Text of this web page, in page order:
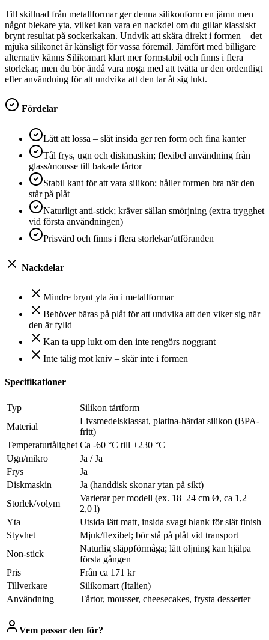
Till skillnad från metallformar ger denna silikonform en jämn men
något blekare yta, vilket kan vara en nackdel om du gillar klassiskt
brynt resultat på sockerkakan. Undvik att skära direkt i formen – det
mjuka silikonet är känsligt för vassa föremål. Jämfört med billigare
alternativ känns Silikomart klart mer formstabil och finns i flera
storlekar, men du bör ändå vara noga med att tvätta ur den ordentligt
efter användning för att undvika att den tar åt sig lukt.
Fördelar
Lätt att lossa – slät insida ger ren form och fina kanter
Tål frys, ugn och diskmaskin; flexibel användning från
glass/mousse till bakade tårtor
Stabil kant för att vara silikon; håller formen bra när den
står på plåt
Naturligt anti-stick; kräver sällan smörjning (extra trygghet
vid första användningen)
Prisvärd och finns i flera storlekar/utföranden
Nackdelar
Mindre brynt yta än i metallformar
Behöver bäras på plåt för att undvika att den viker sig när
den är fylld
Kan ta upp lukt om den inte rengörs noggrant
Inte tålig mot kniv – skär inte i formen
Specifikationer
Typ
Silikon tårtform
Material
Livsmedelsklassat, platina-härdat silikon (BPA-
fritt)
Temperaturtålighet Ca -60 °C till +230 °C
Ugn/mikro
Ja / Ja
Frys
Ja
Diskmaskin
Ja (handdisk skonar ytan på sikt)
Storlek/volym
Varierar per modell (ex. 18–24 cm Ø, ca 1,2–
2,0 l)
Yta
Utsida lätt matt, insida svagt blank för slät finish
Styvhet
Mjuk/flexibel; bör stå på plåt vid transport
Non-stick
Naturlig släppförmåga; lätt oljning kan hjälpa
första gången
Pris
Från ca 171 kr
Tillverkare
Silikomart (Italien)
Användning
Tårtor, mousser, cheesecakes, frysta desserter
Vem passar den för?